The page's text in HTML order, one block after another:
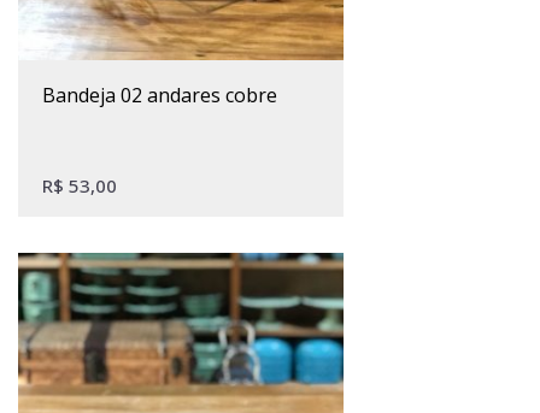
bandeja 02 andares cobre
R$ 53,00